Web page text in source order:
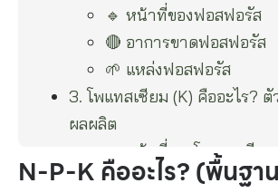
🔹 หน้าที่ของฟอสฟอรัส
🔴 อาการขาดฟอสฟอรัส
🌱 แหล่งฟอสฟอรัส
3. โพแทสเซียม (K) คืออะไร?
ผลผลิต
🔹 หน้าที่ของโพแทสเซียม
🔴 อาการขาดโพแทสเซียม
N-P-K คืออะไร? (พื้นฐ